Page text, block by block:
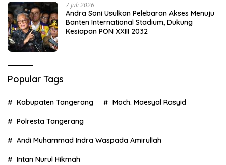
7 Juli 2026
Andra Soni Usulkan Pelebaran Akses Menuju
Banten International Stadium, Dukung
Kesiapan PON XXIII 2032
Popular Tags
Kabupaten Tangerang Moch. Maesyal Rasyid
Polresta Tangerang
Andi Muhammad Indra Waspada Amirullah
Intan Nurul Hikmah